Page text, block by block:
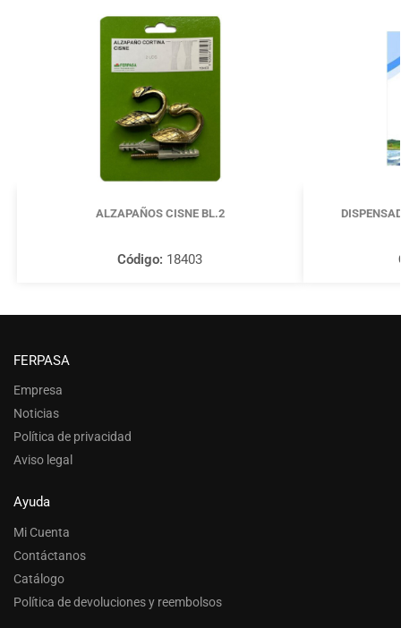
ALZAPAÑOS CISNE BL.2
Código: 18403
FERPASA
Empresa
Noticias
Política de privacidad
Aviso legal
Ayuda
Mi Cuenta
Contáctanos
Catálogo
Política de devoluciones y reembolsos